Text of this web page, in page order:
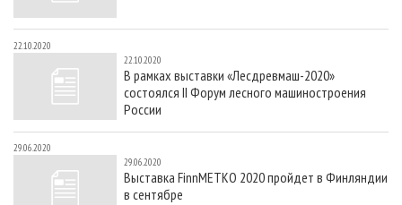
22.10.2020
22.10.2020
В рамках выставки «Лесдревмаш-2020»
состоялся II Форум лесного машиностроения
России
29.06.2020
29.06.2020
Выставка FinnMETKO 2020 пройдет в Финляндии
в сентябре